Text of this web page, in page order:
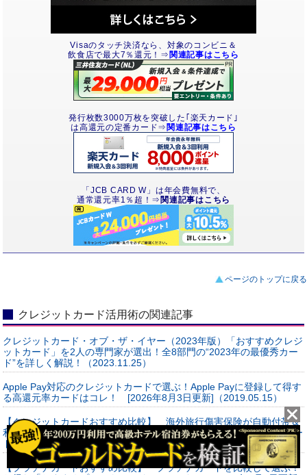
Visaのタッチ決済なら、対象のコンビニ＆
飲食店で最大7％還元！⇒ 関連記事はこちら
発行枚数3000万枚を突破した｢楽天カード｣
は高還元の定番カード⇒ 関連記事はこちら
「JCB CARD W」は年会費無料で、
通常還元率1％超！⇒ 関連記事はこちら
ページのトップに戻る
クレジットカード活用術の関連記事
クレジットカード・オブ・ザ・イヤー（2023年版）「おすすめクレジ
ットカード」を2人の専門家が選出！全8部門の“2023年の最優秀カー
ド”を詳しく解説！（2023.11.25）
Apple Pay対応のクレジットカードで選ぶ！Apple Payに登録して得す
る高還元率カードはコレ！ [2026年8月3日更新]（2019.05.15）
【クレジットカードおすすめ比較】 海外旅行傷害保険が自動付帯＆
利用付帯するカードで選ぶ！ 年会費無料で補償が手厚いおすすめカー
ド！ [2026年8月3日更新]（2019.05.15）
【プラチナカードおすすめ比較】 プラチナカードを比較して選ぶ！